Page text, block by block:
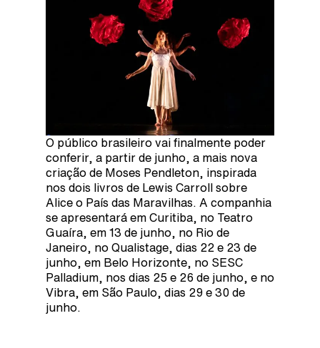
O público brasileiro vai finalmente poder
conferir, a partir de junho, a mais nova
criação de Moses Pendleton, inspirada
nos dois livros de Lewis Carroll sobre
Alice o País das Maravilhas. A companhia
se apresentará em Curitiba, no Teatro
Guaíra, em 13 de junho, no Rio de
Janeiro, no Qualistage, dias 22 e 23 de
junho, em Belo Horizonte, no SESC
Palladium, nos dias 25 e 26 de junho, e no
Vibra, em São Paulo, dias 29 e 30 de
junho.